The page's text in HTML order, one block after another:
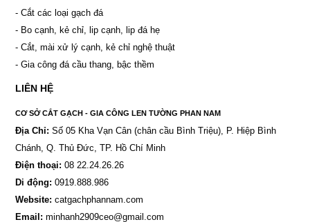
- Cắt các loại gạch đá
- Bo cạnh, kẻ chỉ, lip cạnh, lip đá hẹ
- Cắt, mài xử lý cạnh, kẻ chỉ nghệ thuật
- Gia công đá cầu thang, bậc thềm
LIÊN HỆ
CƠ SỞ CẮT GẠCH - GIA CÔNG LEN TƯỜNG PHAN NAM
Địa Chỉ: Số 05 Kha Vạn Cân (chân cầu Bình Triệu), P. Hiệp Bình
Chánh, Q. Thủ Đức, TP. Hồ Chí Minh
Điện thoại: 08 22.24.26.26
Di động: 0919.888.986
Website: catgachphannam.com
Email: minhanh2909ceo@gmail.com